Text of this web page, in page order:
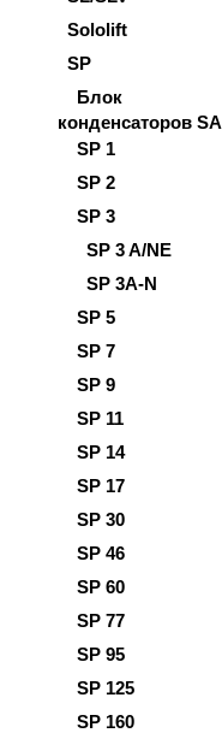
Sololift
SP
Блок
конденсаторов SA
SP 1
SP 2
SP 3
SP 3 A/NE
SP 3A-N
SP 5
SP 7
SP 9
SP 11
SP 14
SP 17
SP 30
SP 46
SP 60
SP 77
SP 95
SP 125
SP 160